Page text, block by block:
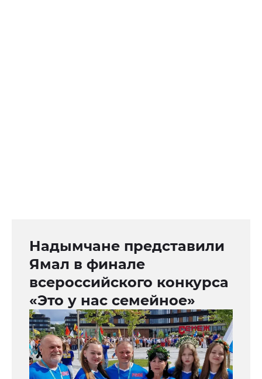
Надымчане представили
Ямал в финале
всероссийского конкурса
«Это у нас семейное»